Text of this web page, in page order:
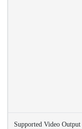
Supported Video Output